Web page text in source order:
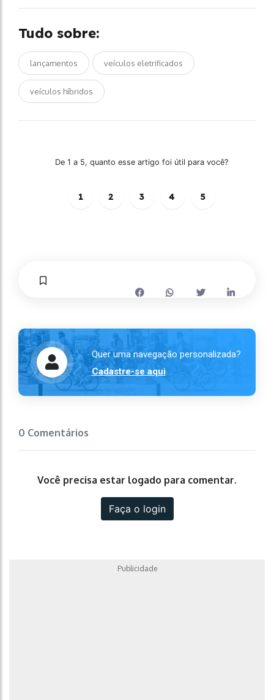
Tudo sobre:
lançamentos veículos eletrificados
veículos híbridos
De 1 a 5, quanto esse artigo foi útil para você?
1 2 3 4 5
Quer uma navegação personalizada?
Cadastre-se aqui
0 Comentários
Você precisa estar logado para comentar.
Faça o login
Publicidade